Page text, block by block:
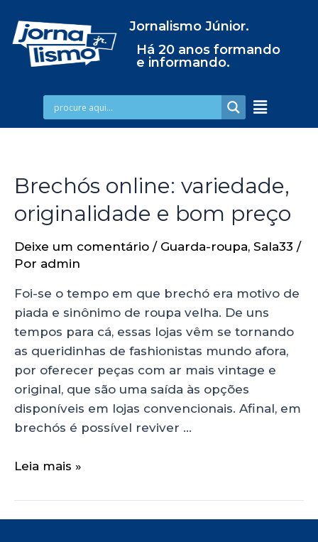
Jornalismo Júnior.
Há 20 anos formando
e informando.
Brechós online: variedade,
originalidade e bom preço
Deixe um comentário / Guarda-roupa, Sala33 /
Por admin
Foi-se o tempo em que brechó era motivo de
piada e sinônimo de roupa velha. De uns
tempos para cá, essas lojas vêm se tornando
as queridinhas de fashionistas mundo afora,
por oferecer peças com ar mais vintage e
original, que são uma saída às opções
disponíveis em lojas convencionais. Afinal, em
brechós é possível reviver …
Leia mais »